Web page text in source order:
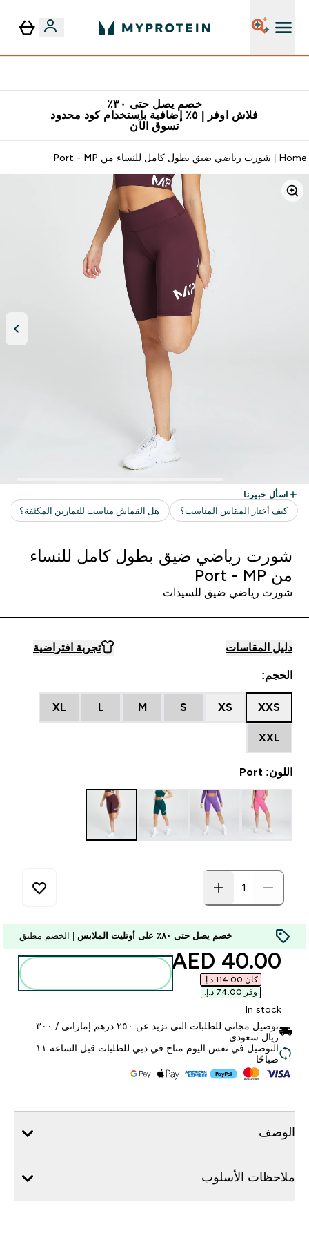
خصم يصل حتى ٣٠٪
فلاش اوفر | ٥٪ إضافية باستخدام كود محدود
تسوق الآن
Home شورت رياضي ضيق بطول كامل للنساء من MP ‏- Port
شورت رياضي ضيق بطول كامل للنساء
من MP ‏- Port
شورت رياضي ضيق للسيدات
دليل المقاسات تجربة افتراضية
الحجم:
XXS
XS
S
M
L
XL
XXL
اللون: Port
خصم يصل حتى ٨٠٪ على أوتليت الملابس | الخصم مطبق
discounted price
40.00 AED‎
كان ‏114.00 د.إ.‏‎
وفر ‏74.00 د.إ.‏‎
In stock
توصيل مجاني للطلبات التي تزيد عن ٢٥٠ درهم إماراتي / ٣٠٠
ريال سعودي
التوصيل في نفس اليوم متاح في دبي للطلبات قبل الساعة ١١
صباحًا
الوصف
ملاحظات الأسلوب